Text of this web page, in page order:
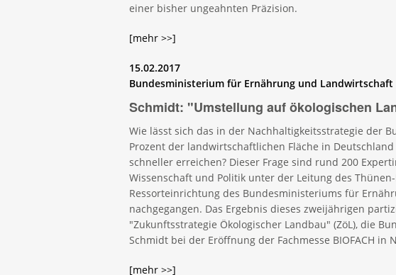
einer bisher ungeahnten Präzision.
[mehr >>]
15.02.2017
Bundesministerium für Ernährung und Landwirtschaft
Schmidt: "Umstellung auf ökologischen
Wie lässt sich das in der Nachhaltigkeitsstrategie der
Prozent der landwirtschaftlichen Fläche in
schneller erreichen? Dieser Frage sind rund 200
Wissenschaft und Politik unter der Leitung des
Ressorteinrichtung des Bundesministeriums für
nachgegangen. Das Ergebnis dieses zweijährigen
"Zukunftsstrategie Ökologischer Landbau" (ZöL), die
Schmidt bei der Eröffnung der Fachmesse BIOFACH in
[mehr >>]